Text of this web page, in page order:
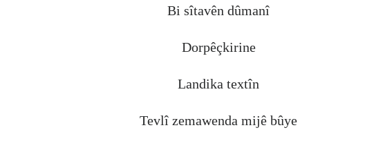
Bi sîtavên dûmanî
Dorpêçkirine
Landika textîn
Tevlî zemawenda mijê bûye